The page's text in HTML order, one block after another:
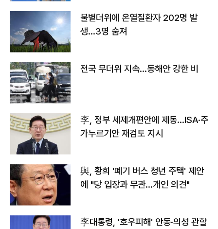
불볕더위에 온열질환자 202명 발
생…3명 숨져
전국 무더위 지속…동해안 강한 비
李, 정부 세제개편안에 제동…ISA·주
가누르기안 재검토 지시
與, 황희 '폐기 버스 청년 주택' 제안
에 "당 입장과 무관…개인 의견"
李대통령, '호우피해' 안동·의성 관할